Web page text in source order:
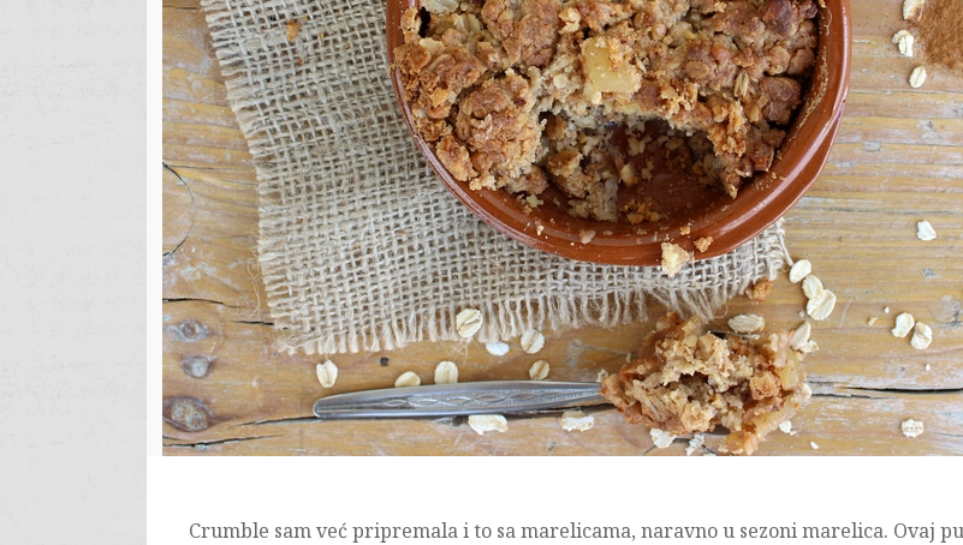
Crumble sam već pripremala i to sa marelicama, naravno u sezoni marelica. Ovaj